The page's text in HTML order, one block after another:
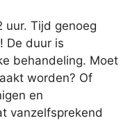
uur. Tijd genoeg
De duur is
behandeling. Moet
worden? Of
en
vanzelfsprekend